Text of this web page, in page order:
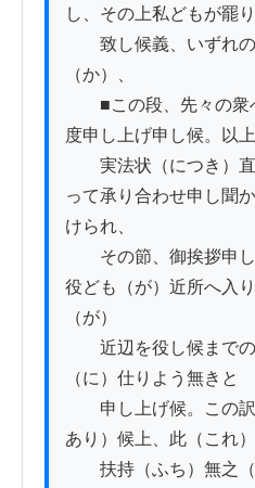
し、その上私どもが罷
致し候義、いずれの
（か）、
■この段、先々の衆
度申し上げ申し候。以
実法状（につき）直
って承り合わせ申し聞
けられ、
その節、御挨拶申し
役ども（が）近所へ入
（が）
近辺を役し候までの
（に）仕りよう無きと
申し上げ候。この訳
あり）候上、此（これ
扶持（ふち）無之（